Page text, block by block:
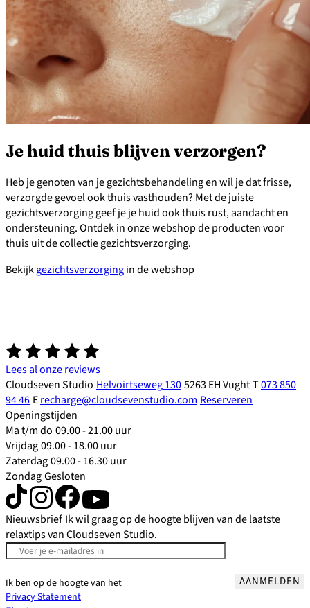
Je huid thuis blijven verzorgen?
Heb je genoten van je gezichtsbehandeling en wil je dat frisse,
verzorgde gevoel ook thuis vasthouden? Met de juiste
gezichtsverzorging geef je je huid ook thuis rust, aandacht en
ondersteuning. Ontdek in onze webshop de producten voor
thuis uit de collectie gezichtsverzorging.
Bekijkgezichtsverzorgingin de webshop
Lees al onze reviews
Cloudseven Studio Helvoirtseweg 1305263 EH VughtT073 850
94 46 Erecharge@cloudsevenstudio.com Reserveren
Openingstijden
Ma t/m do 09.00 - 21.00 uur
Vrijdag09.00 - 18.00 uur
Zaterdag09.00 - 16.30 uur
ZondagGesloten
Nieuwsbrief Ik wil graag op de hoogte blijven van de laatste
relaxtips van Cloudseven Studio.
Ik ben op de hoogte van het
Privacy Statement
AANMELDEN